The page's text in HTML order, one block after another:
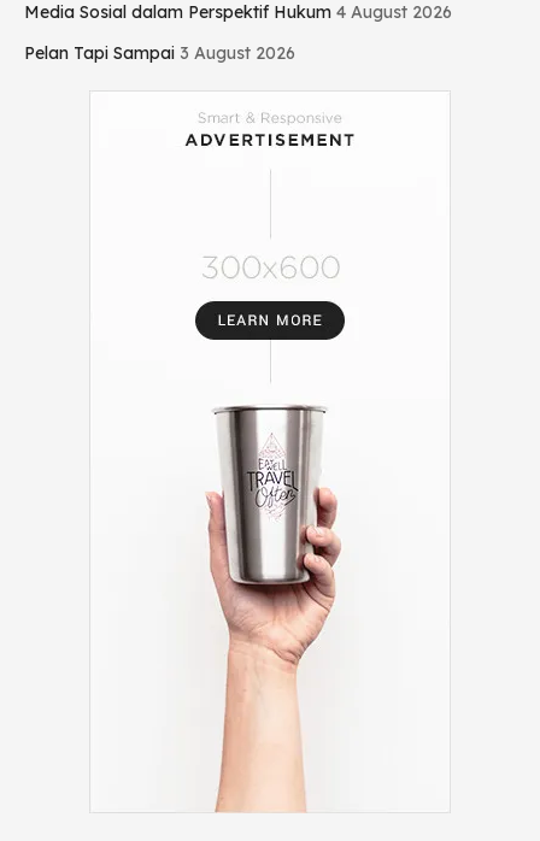
Media Sosial dalam Perspektif Hukum 4 August 2026
Pelan Tapi Sampai 3 August 2026